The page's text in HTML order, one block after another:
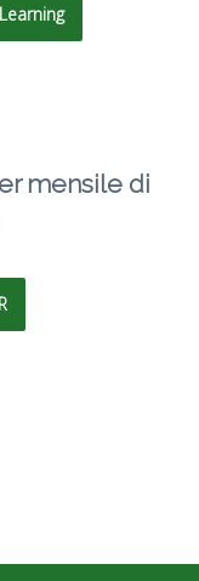
mensile di